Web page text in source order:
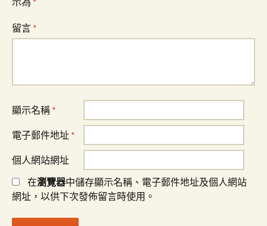
留言 *
顯示名稱 *
電子郵件地址 *
個人網站網址
在瀏覽器中儲存顯示名稱、電子郵件地址及個人網站
網址，以供下次發佈留言時使用。